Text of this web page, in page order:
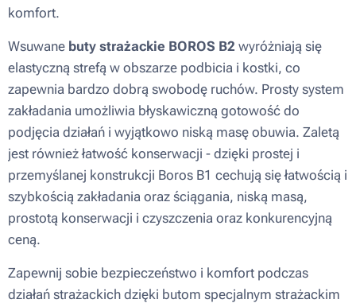
komfort.
Wsuwane buty strażackie BOROS B2 wyróżniają się
elastyczną strefą w obszarze podbicia i kostki, co
zapewnia bardzo dobrą swobodę ruchów. Prosty system
zakładania umożliwia błyskawiczną gotowość do
podjęcia działań i wyjątkowo niską masę obuwia. Zaletą
jest również łatwość konserwacji - dzięki prostej i
przemyślanej konstrukcji Boros B1 cechują się łatwością i
szybkością zakładania oraz ściągania, niską masą,
prostotą konserwacji i czyszczenia oraz konkurencyjną
ceną.
Zapewnij sobie bezpieczeństwo i komfort podczas
działań strażackich dzięki butom specjalnym strażackim